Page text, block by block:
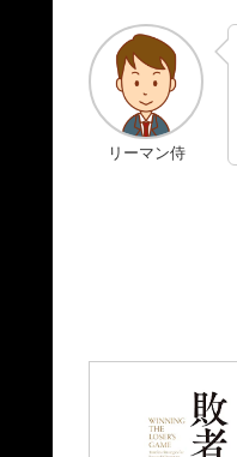
リーマン侍